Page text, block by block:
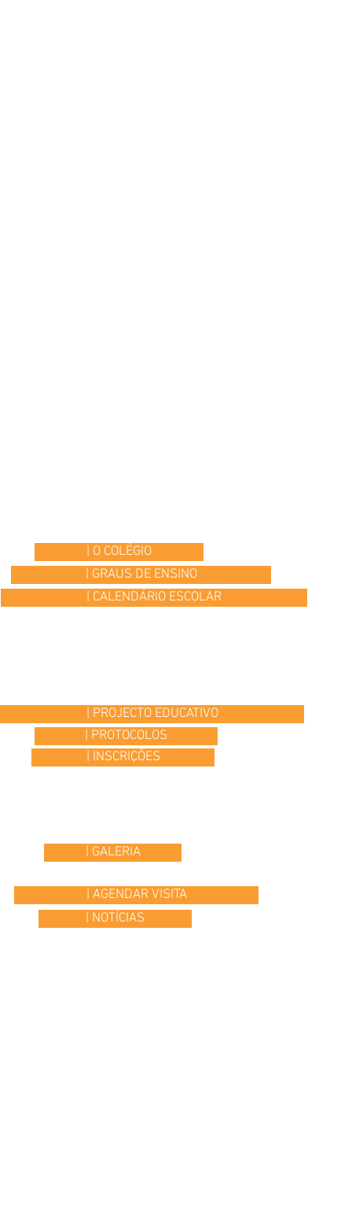
| O COLÉGIO
| GRAUS DE ENSINO
| CALENDÁRIO ESCOLAR
| PROJECTO EDUCATIVO
| PROTOCOLOS
| INSCRIÇÕES
| GALERIA
| AGENDAR VISITA
| NOTÍCIAS